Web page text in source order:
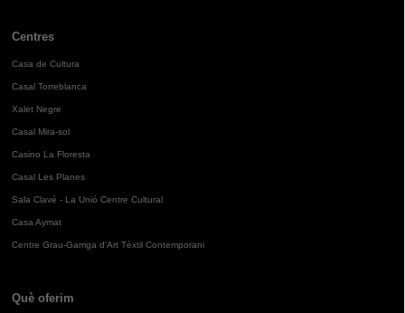
Centres
Casa de Cultura
Casal Torreblanca
Xalet Negre
Casal Mira-sol
Casino La Floresta
Casal Les Planes
Sala Clavé - La Unió Centre Cultural
Casa Aymat
Centre Grau-Garriga d'Art Tèxtil Contemporani
Què oferim